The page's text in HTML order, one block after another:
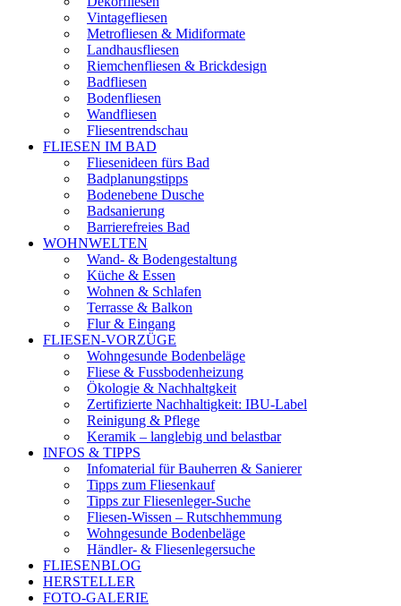
Vintagefliesen
Metrofliesen & Midiformate
Landhausfliesen
Riemchenfliesen & Brickdesign
Badfliesen
Bodenfliesen
Wandfliesen
Fliesentrendschau
FLIESEN IM BAD
Fliesenideen fürs Bad
Badplanungstipps
Bodenebene Dusche
Badsanierung
Barrierefreies Bad
WOHNWELTEN
Wand- & Bodengestaltung
Küche & Essen
Wohnen & Schlafen
Terrasse & Balkon
Flur & Eingang
FLIESEN-VORZÜGE
Wohngesunde Bodenbeläge
Fliese & Fussbodenheizung
Ökologie & Nachhaltgkeit
Zertifizierte Nachhaltigkeit: IBU-Label
Reinigung & Pflege
Keramik – langlebig und belastbar
INFOS & TIPPS
Infomaterial für Bauherren & Sanierer
Tipps zum Fliesenkauf
Tipps zur Fliesenleger-Suche
Fliesen-Wissen – Rutschhemmung
Wohngesunde Bodenbeläge
Händler- & Fliesenlegersuche
FLIESENBLOG
HERSTELLER
FOTO-GALERIE